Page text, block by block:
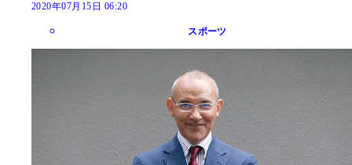
2020年07月15日 06:20
スポーツ